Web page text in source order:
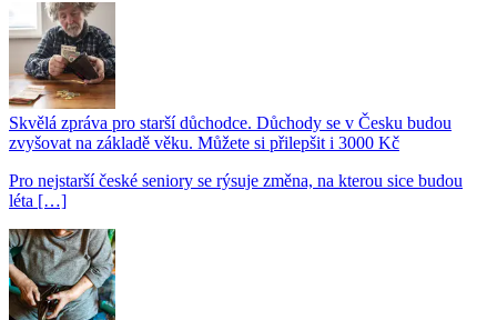
Skvělá zpráva pro starší důchodce. Důchody se v Česku budou
zvyšovat na základě věku. Můžete si přilepšit i 3000 Kč
Pro nejstarší české seniory se rýsuje změna, na kterou sice budou
léta […]